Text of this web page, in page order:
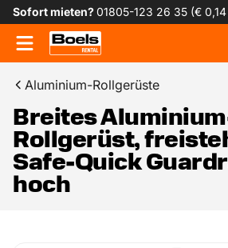
Sofort mieten?01805-123 26 35 (€
Aluminium-Rollgerüste
Breites
Rollgerüst,
Safe-Quick
hoch